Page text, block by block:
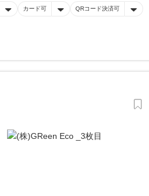
カード可 QRコード決済可